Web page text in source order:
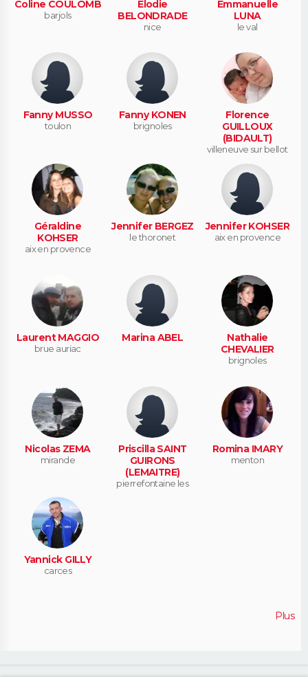
Coline COULOMB
barjols
Elodie
BELONDRADE
nice
Emmanuelle
LUNA
le val
Fanny MUSSO
toulon
Fanny KONEN
brignoles
Florence
GUILLOUX
(BIDAULT)
villeneuve sur bellot
Géraldine
KOHSER
aix en provence
Jennifer BERGEZ
le thoronet
Jennifer KOHSER
aix en provence
Laurent MAGGIO
brue auriac
Marina ABEL
Nathalie
CHEVALIER
brignoles
Nicolas ZEMA
mirande
Priscilla SAINT
GUIRONS
(LEMAITRE)
pierrefontaine les
Romina IMARY
menton
Yannick GILLY
carces
Plus